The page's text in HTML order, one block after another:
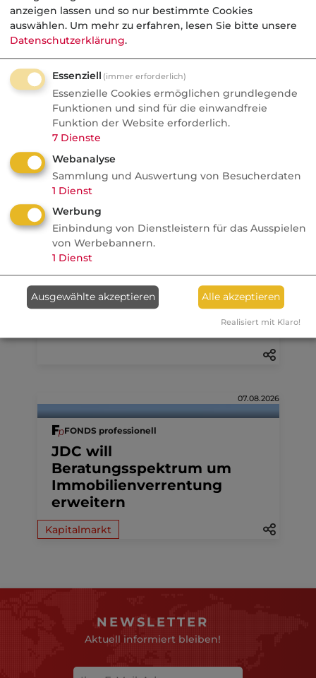
AktuelleNachrichten
07.08.2026
FONDS professionell
Studie: Ungleiche
Besteuerung begünstigte
Französische Revolution
Politik
Anzeige
Ein MVP-Wechsel kostet
Monate, Nerven und Geld
07.08.2026
FONDS professionell
JDC will
Beratungsspektrum um
Immobilienverrentung
erweitern
Kapitalmarkt
NEWSLETTER
Aktuell informiert bleiben!
anzeigen lassen und so nur bestimmte Cookies
auswählen. Um mehr zu erfahren, lesen Sie bitte unsere
Datenschutzerklärung.
Essenziell (immer erforderlich)
Essenzielle Cookies ermöglichen grundlegende
Funktionen und sind für die einwandfreie
Funktion der Website erforderlich.
7 Dienste
Webanalyse
Sammlung und Auswertung von Besucherdaten
1 Dienst
Werbung
Einbindung von Dienstleistern für das Ausspielen
von Werbebannern.
1 Dienst
Ausgewählte akzeptieren Alle akzeptieren
Realisiert mit Klaro!